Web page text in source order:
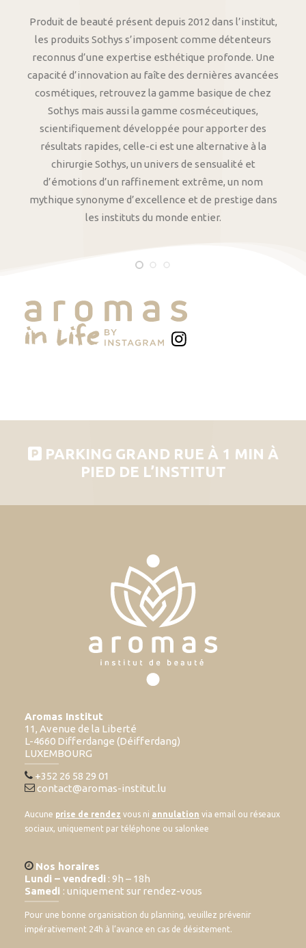
Produit de beauté présent depuis 2012 dans l’institut,
les produits Sothys s’imposent comme détenteurs
reconnus d’une expertise esthétique profonde. Une
capacité d’innovation au faîte des dernières avancées
cosmétiques, retrouvez la gamme basique de chez
Sothys mais aussi la gamme cosméceutiques,
scientifiquement développée pour apporter des
résultats rapides, celle-ci est une alternative à la
chirurgie Sothys, un univers de sensualité et
d’émotions d’un raffinement extrême, un nom
mythique synonyme d’excellence et de prestige dans
les instituts du monde entier.
PARKING GRAND RUE À 1 MIN À
PIED DE L’INSTITUT
Aromas Institut
11, Avenue de la Liberté
L-4660 Differdange (Déifferdang)
LUXEMBOURG
+352 26 58 29 01
contact@aromas-institut.lu
Aucune prise de rendez vous ni annulation via email ou réseaux
sociaux, uniquement par téléphone ou salonkee
Nos horaires
Lundi – vendredi : 9h – 18h
Samedi : uniquement sur rendez-vous
Pour une bonne organisation du planning, veuillez prévenir
impérativement 24h à l’avance en cas de désistement.